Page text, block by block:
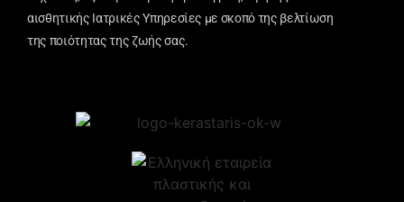
αισθητικής Ιατρικές Υπηρεσίες με σκοπό της βελτίωση
της ποιότητας της ζωής σας.